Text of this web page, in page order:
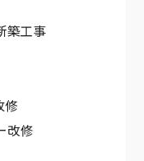
築工事
修
改修